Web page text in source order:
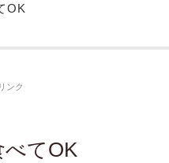
OK
ンク
てOK